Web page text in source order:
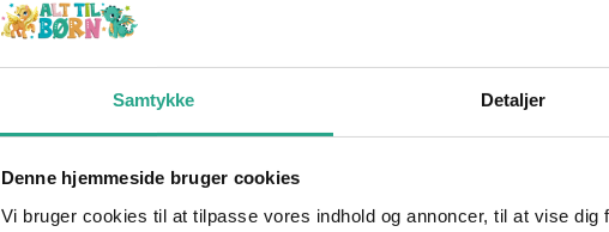
Samtykke Detaljer
Denne hjemmeside bruger cookies
Vi bruger cookies til at tilpasse vores indhold og annoncer, til at vise